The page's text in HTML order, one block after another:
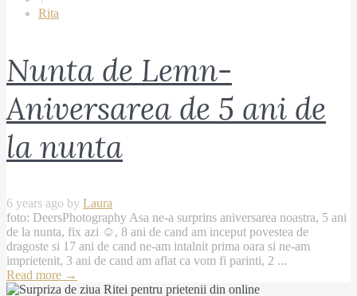
Rita
Nunta de Lemn-
Aniversarea de 5 ani de
la nunta
6 years ago by Laura
foto: DeersPhotography Asa ne-a surprins aniversarea noastra, 5 ani
de la nunta, fix azi ☺️, 8 ani de cand am inceput povestea de
dragoste si 17 ani de cand ne-am intalnit prima oara si ne-am
imprietenit, 3 ani de cand am aflat ca vom fi parinti, 2 ...
Read more →